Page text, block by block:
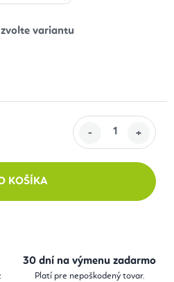
KOŠÍKA
30 dní na výmenu zadarmo
Platí pre nepoškodený tovar.